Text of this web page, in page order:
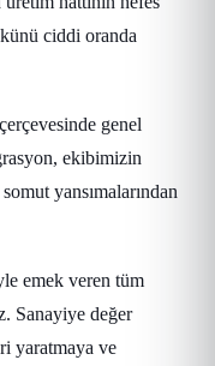
ciddi oranda
genel
ekibimizin
yansımalarından
emek veren tüm
Sanayiye değer
yaratmaya ve